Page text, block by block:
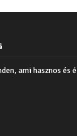
ami hasznos és